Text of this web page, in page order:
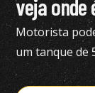
veja
Motorista
um tanque de
expressivas